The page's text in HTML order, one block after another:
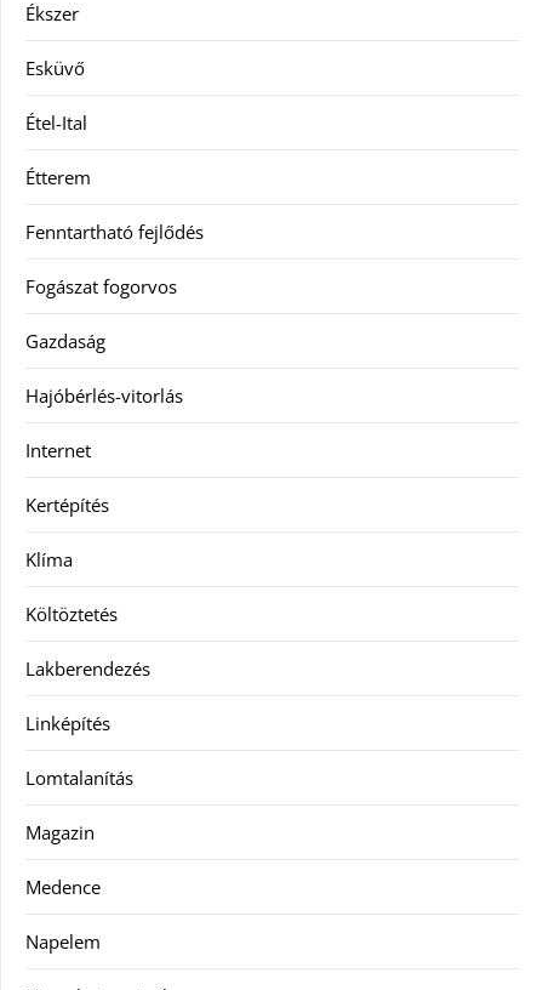
Ékszer
Esküvő
Étel-Ital
Étterem
Fenntartható fejlődés
Fogászat fogorvos
Gazdaság
Hajóbérlés-vitorlás
Internet
Kertépítés
Klíma
Költöztetés
Lakberendezés
Linképítés
Lomtalanítás
Magazin
Medence
Napelem